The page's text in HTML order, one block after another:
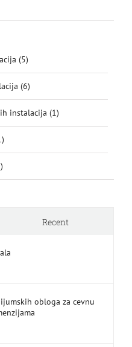
(5)
(6)
instalacija (1)
Recent
obloga za cevnu